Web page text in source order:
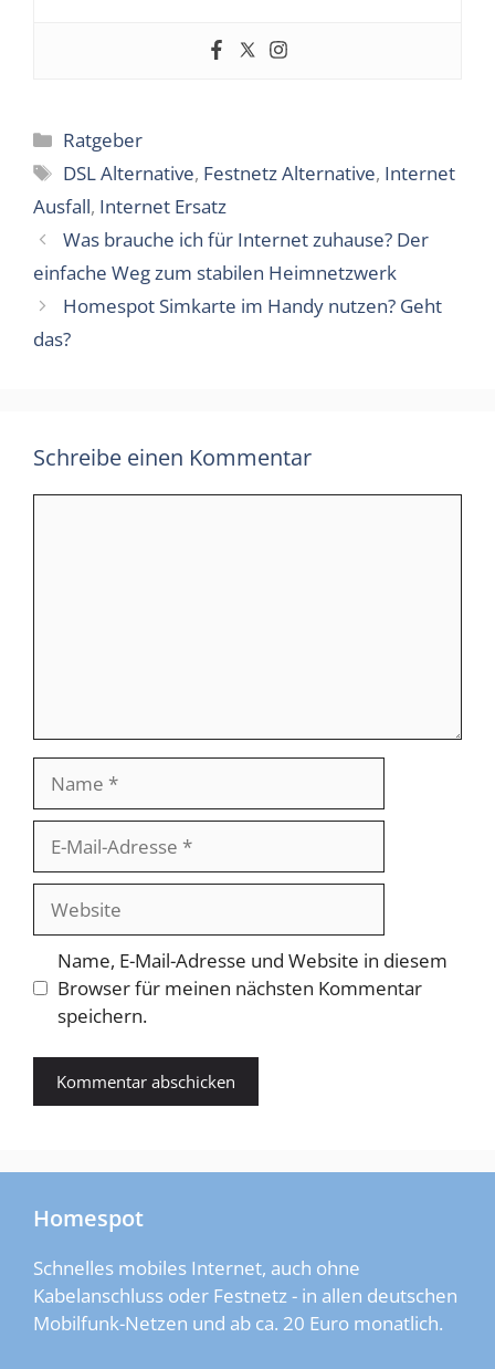
Kategorien
Ratgeber
Schlagwörter
DSL Alternative, Festnetz Alternative, Internet
Ausfall, Internet Ersatz
Was brauche ich für Internet zuhause? Der
einfache Weg zum stabilen Heimnetzwerk
Homespot Simkarte im Handy nutzen? Geht
das?
Schreibe einen Kommentar
Mail-
Adresse
Website
Name, E-Mail-Adresse und Website in diesem
Browser für meinen nächsten Kommentar
speichern.
Homespot
Schnelles mobiles Internet, auch ohne
Kabelanschluss oder Festnetz - in allen deutschen
Mobilfunk-Netzen und ab ca. 20 Euro monatlich.